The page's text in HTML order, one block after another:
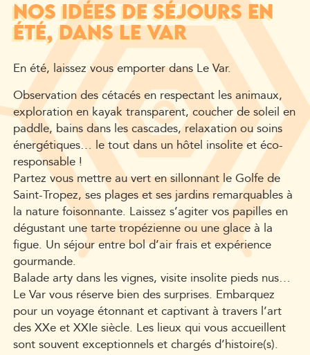
NOS IDÉES DE SÉJOURS EN
ÉTÉ, DANS LE VAR
En été, laissez vous emporter dans Le Var.
Observation des cétacés en respectant les animaux,
exploration en kayak transparent, coucher de soleil en
paddle, bains dans les cascades, relaxation ou soins
énergétiques… le tout dans un hôtel insolite et éco-
responsable !
Partez vous mettre au vert en sillonnant le Golfe de
Saint-Tropez, ses plages et ses jardins remarquables à
la nature foisonnante. Laissez s’agiter vos papilles en
dégustant une tarte tropézienne ou une glace à la
figue. Un séjour entre bol d’air frais et expérience
gourmande.
Balade arty dans les vignes, visite insolite pieds nus…
Le Var vous réserve bien des surprises. Embarquez
pour un voyage étonnant et captivant à travers l’art
des XXe et XXIe siècle. Les lieux qui vous accueillent
sont souvent exceptionnels et chargés d’histoire(s).